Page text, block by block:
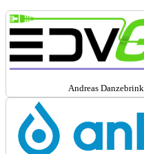
Andreas Danzebrink